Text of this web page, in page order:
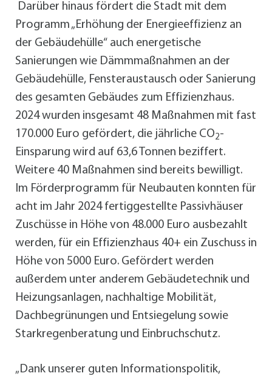
Darüber hinaus fördert die Stadt mit dem
Programm „Erhöhung der Energieeffizienz an
der Gebäudehülle“ auch energetische
Sanierungen wie Dämmmaßnahmen an der
Gebäudehülle, Fensteraustausch oder Sanierung
des gesamten Gebäudes zum Effizienzhaus.
2024 wurden insgesamt 48 Maßnahmen mit fast
170.000 Euro gefördert, die jährliche CO2-
Einsparung wird auf 63,6 Tonnen beziffert.
Weitere 40 Maßnahmen sind bereits bewilligt.
Im Förderprogramm für Neubauten konnten für
acht im Jahr 2024 fertiggestellte Passivhäuser
Zuschüsse in Höhe von 48.000 Euro ausbezahlt
werden, für ein Effizienzhaus 40+ ein Zuschuss in
Höhe von 5000 Euro. Gefördert werden
außerdem unter anderem Gebäudetechnik und
Heizungsanlagen, nachhaltige Mobilität,
Dachbegrünungen und Entsiegelung sowie
Starkregenberatung und Einbruchschutz.
„Dank unserer guten Informationspolitik,